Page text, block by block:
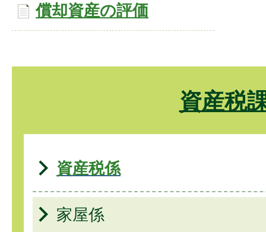
償却資産の評価
資産税
資産税係
家屋係